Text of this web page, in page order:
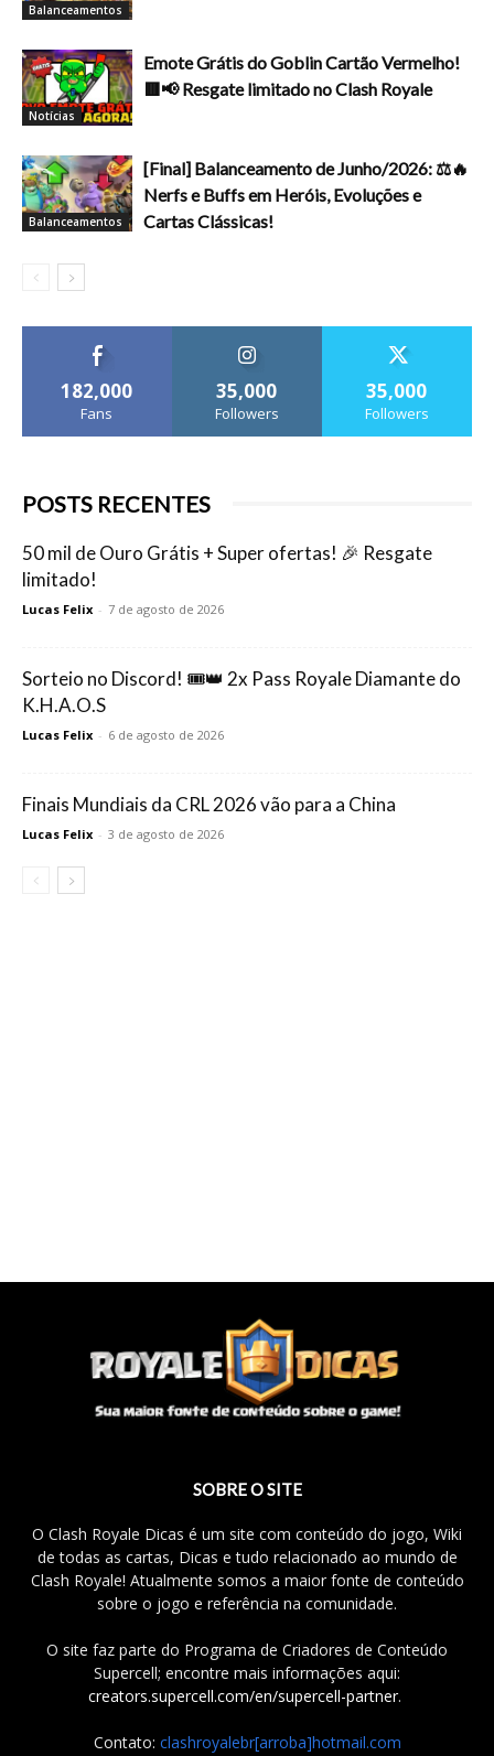
Balanceamentos
Notícias
Emote Grátis do Goblin Cartão Vermelho!
🟥📢 Resgate limitado no Clash Royale
Balanceamentos
[Final] Balanceamento de Junho/2026: ⚖️🔥
Nerfs e Buffs em Heróis, Evoluções e
Cartas Clássicas!
182,000
Fans
35,000
Followers
35,000
Followers
POSTS RECENTES
50 mil de Ouro Grátis + Super ofertas! 🎉 Resgate
limitado!
Lucas Felix - 7 de agosto de 2026
Sorteio no Discord! 🎟️👑 2x Pass Royale Diamante do
K.H.A.O.S
Lucas Felix - 6 de agosto de 2026
Finais Mundiais da CRL 2026 vão para a China
Lucas Felix - 3 de agosto de 2026
SOBRE O SITE
O Clash Royale Dicas é um site com conteúdo do jogo, Wiki
de todas as cartas, Dicas e tudo relacionado ao mundo de
Clash Royale! Atualmente somos a maior fonte de conteúdo
sobre o jogo e referência na comunidade.
O site faz parte do Programa de Criadores de Conteúdo
Supercell; encontre mais informações aqui:
creators.supercell.com/en/supercell-partner.
Contato: clashroyalebr[arroba]hotmail.com